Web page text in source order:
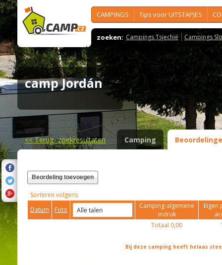
CAMPINGS Tips voor UITSTAPJES
zoeken: Campings Tsjechië Campings
camp Jordán
<<Terug- zoekresultaten Camping
Beordeling toevoegen
Sorteren volgens
Datum
Foto
Camping-algemene
indruk
Eigen
Totaal 0,00
Bij deze camping heeft helaas